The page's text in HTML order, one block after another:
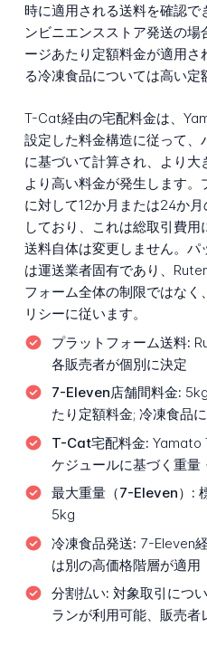
時に適用される送料を確認
ンビニエンスストア発送の
ージあたり定額料金が適用
る冷凍食品については高い定
T-Cat経由の宅配料金は、
設定した料金構造に従って
に基づいて計算され、より
より高い料金が発生します
に対して12か月または24か
しており、これは総取引費
送料自体は変更しません。
は運送業者固有であり、
フォーム全体の制限ではな
リシーに従います。
プラットフォーム送料:
各販売者が個別に決定
7-Eleven店舗間料金:
たり定額料金; 冷凍食品
T-Cat宅配料金: Yamato
ケジュールに基づく重量
最大重量（7-Eleven）:
5kg
冷凍食品発送: 7-Eleven
は別の高価格階層が適用
分割払い: 対象取引につ
ランが利用可能、販売者